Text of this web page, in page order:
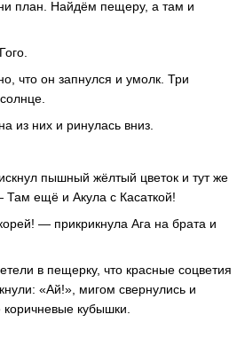
план. Найдём пещеру, а там и
что он запнулся и умолк. Три
из них и ринулась вниз.
пышный жёлтый цветок и тут же
Там ещё и Акула с Касаткой!
— прикрикнула Ага на брата и
в пещерку, что красные соцветия
«Ай!», мигом свернулись и
кубышки.